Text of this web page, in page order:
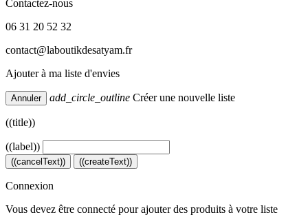
Contactez-nous
06 31 20 52 32
contact@laboutikdesatyam.fr
Ajouter à ma liste d'envies
Annuler add_circle_outline Créer une nouvelle liste
((title))
((label))
((cancelText)) ((createText))
Connexion
Vous devez être connecté pour ajouter des produits à votre liste